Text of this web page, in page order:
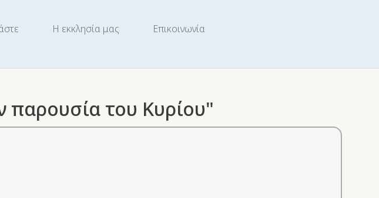
Η εκκλησία μας Επικοινωνία
παρουσία του Κυρίου"